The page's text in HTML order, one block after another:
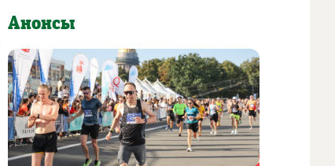
Анонсы